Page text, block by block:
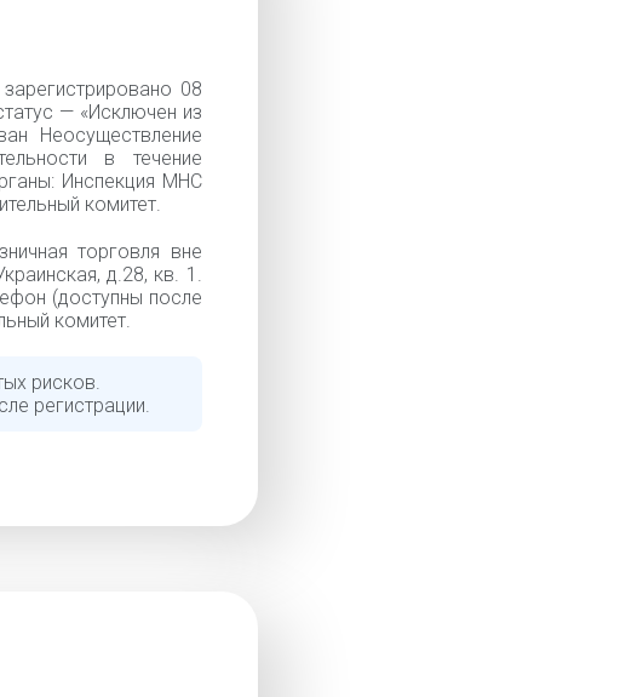
08
— «Исключен из
Неосуществление
в течение
Инспекция МНС
комитет.
торговля вне
д.28, кв. 1.
(доступны после
комитет.
рисков.
регистрации.